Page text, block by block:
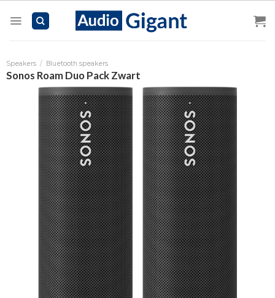
Speakers / Bluetooth speakers
Sonos Roam Duo Pack Zwart